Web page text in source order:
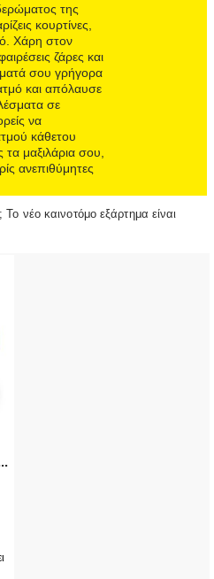
της
κουρτίνες,
Χάρη στον
ζάρες και
σου γρήγορα
και απόλαυσε
σε
να
κάθετου
μαξιλάρια σου,
ανεπιθύμητες
νέο καινοτόμο εξάρτημα είναι